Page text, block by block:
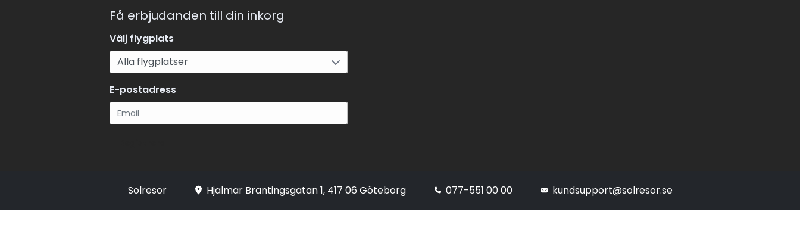
Få erbjudanden till din inkorg
Välj flygplats
E-postadress
Solresor Hjalmar Brantingsgatan 1, 417 06 Göteborg 077-551 00 00 kundsupport@solresor.se